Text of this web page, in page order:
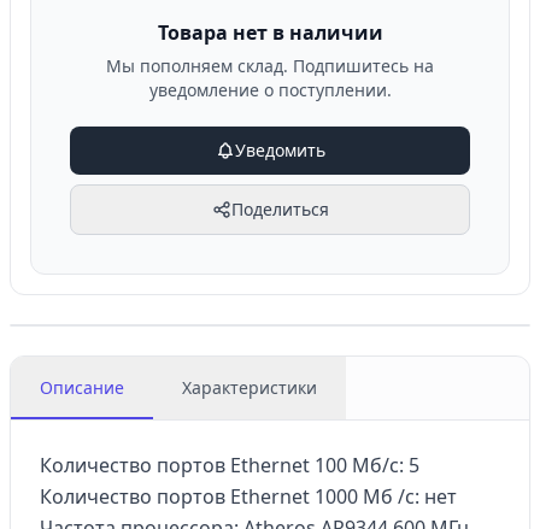
Товара нет в наличии
Мы пополняем склад. Подпишитесь на
уведомление о поступлении.
Уведомить
Поделиться
Описание Характеристики
Количество портов Ethernet 100 Мб/с: 5
Количество портов Ethernet 1000 Мб /с: нет